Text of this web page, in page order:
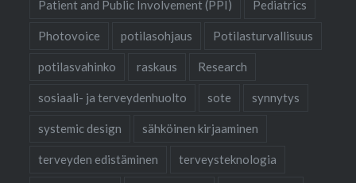
Patient and Public Involvement (PPI) Pediatrics
Photovoice potilasohjaus Potilasturvallisuus
potilasvahinko raskaus Research
sosiaali- ja terveydenhuolto sote synnytys
systemic design sähköinen kirjaaminen
terveyden edistäminen terveysteknologia